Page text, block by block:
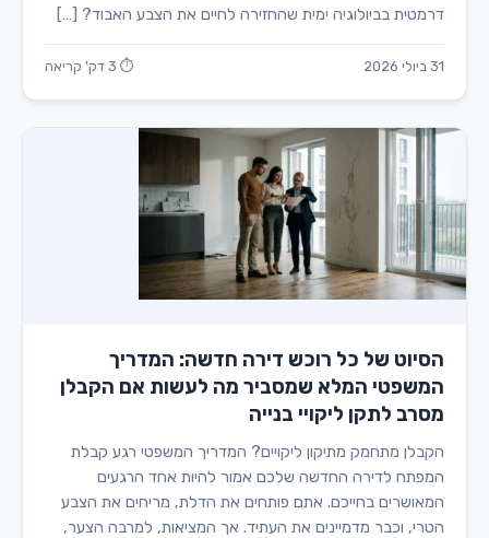
דרמטית בביולוגיה ימית שהחזירה לחיים את הצבע האבוד? […]
31 ביולי 2026 ⏱ 3 דק' קריאה
הסיוט של כל רוכש דירה חדשה: המדריך
המשפטי המלא שמסביר מה לעשות אם הקבלן
מסרב לתקן ליקויי בנייה
הקבלן מתחמק מתיקון ליקויים? המדריך המשפטי רגע קבלת
המפתח לדירה החדשה שלכם אמור להיות אחד הרגעים
המאושרים בחייכם. אתם פותחים את הדלת, מריחים את הצבע
הטרי, וכבר מדמיינים את העתיד. אך המציאות, למרבה הצער,